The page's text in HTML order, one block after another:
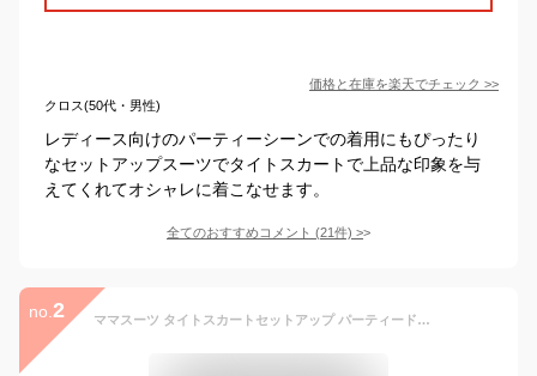
価格と在庫を楽天でチェック >>
クロス(50代・男性)
レディース向けのパーティーシーンでの着用にもぴったり
なセットアップスーツでタイトスカートで上品な印象を与
えてくれてオシャレに着こなせます。
全てのおすすめコメント (21件) >
no. 2 ママスーツ タイトスカートセットアップ パーティードレス 結婚式 フォーマル セレモニー 七五三 お宮参り 入学式 卒業式 きれいめ 上品 50代 40代 30代 ミセス レディース オケージョン 春秋 親族 母親 服装 女性 オフィスカジュアル 通勤 即日発送 プレゼント ギフト